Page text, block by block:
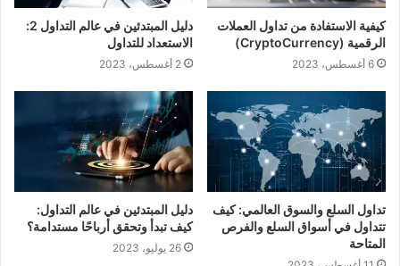
كيفية الاستفادة من تداول العملات
الرقمية (CryptoCurrency)
6 أغسطس، 2023
دليل المبتدئين في عالم التداول 2:
الاستعداد للتداول
2 أغسطس، 2023
تداول السلع والسوق العالمي: كيف
تتداول في أسواق السلع والفرص
المتاحة
دليل المبتدئين في عالم التداول:
كيف تبدأ وتحقق أرباحًا مستدامة؟
26 يوليو، 2023